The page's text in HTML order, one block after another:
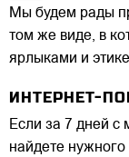
Мы будем рады
том же виде, в
ярлыками и
ИНТЕРНЕТ-
Если за 7 дней с
найдете